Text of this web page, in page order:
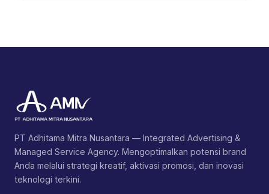
PT Adhitama Mitra Nusantara — Integrated Advertising &
Managed Service Agency. Mengoptimalkan potensi brand
Anda melalui strategi kreatif, aktivasi promosi, dan inovasi
teknologi terkini.